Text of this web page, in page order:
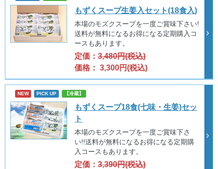
もずくスープ生姜入セット(18食入)
本場のモズクスープを一度ご賞味下さい!
送料が無料になるお得になる定期購入コ
ースもあります。
定価：3,480円(税込)
価格： 3,300円(税込)
NEW PICK UP 【冷蔵】
もずくスープ18食(七味・生姜)セッ
ト
本場のモズクスープを一度ご賞味下さ
い!!送料が無料になるお得になる定期購
入コースもあります。
定価：3,390円(税込)